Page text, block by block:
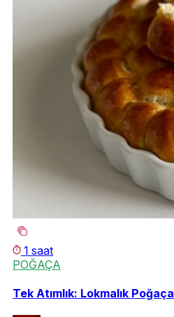
1 saat
POĞAÇA
Tek Atımlık: Lokmalık Poğaça